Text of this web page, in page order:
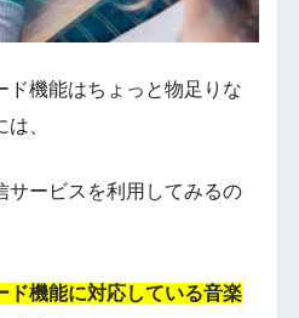
ド機能はちょっと物足りな
、
サービスを利用してみるの
ド機能に対応している音楽